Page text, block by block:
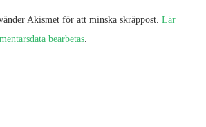
Akismet för att minska skräppost. Lär
bearbetas